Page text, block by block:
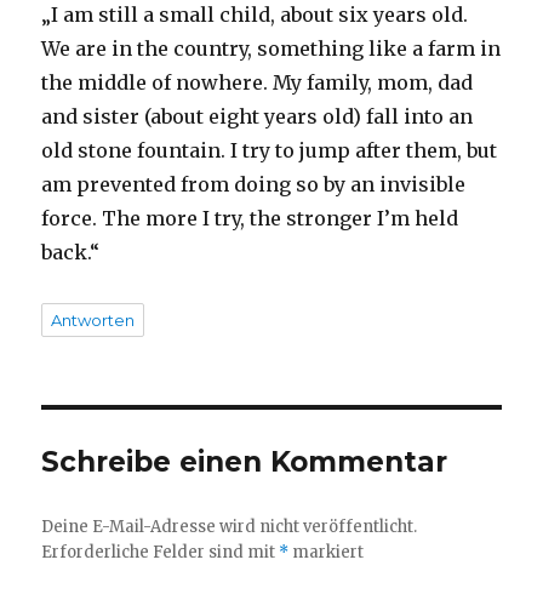
„I am still a small child, about six years old.
We are in the country, something like a farm in
the middle of nowhere. My family, mom, dad
and sister (about eight years old) fall into an
old stone fountain. I try to jump after them, but
am prevented from doing so by an invisible
force. The more I try, the stronger I’m held
back.“
Antworten
Schreibe einen Kommentar
Deine E-Mail-Adresse wird nicht veröffentlicht.
Erforderliche Felder sind mit * markiert